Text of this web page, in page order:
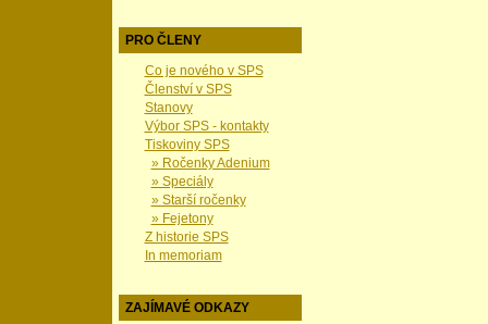
PRO ČLENY
Co je nového v SPS
Členství v SPS
Stanovy
Výbor SPS - kontakty
Tiskoviny SPS
» Ročenky Adenium
» Speciály
» Starší ročenky
» Fejetony
Z historie SPS
In memoriam
ZAJÍMAVÉ ODKAZY